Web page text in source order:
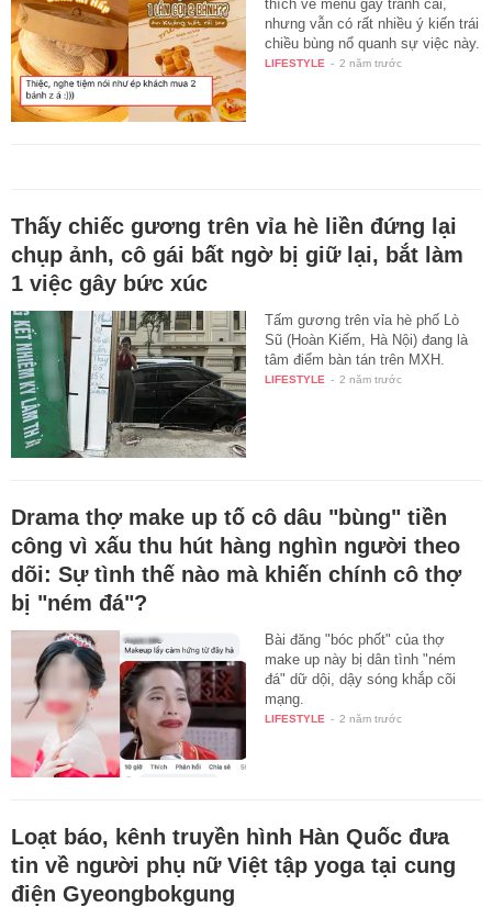
thích về menu gây tranh cãi,
nhưng vẫn có rất nhiều ý kiến trái
chiều bùng nổ quanh sự việc này.
LIFESTYLE - 2 năm trước
Thấy chiếc gương trên vỉa hè liền đứng lại
chụp ảnh, cô gái bất ngờ bị giữ lại, bắt làm
1 việc gây bức xúc
Tấm gương trên vỉa hè phố Lò
Sũ (Hoàn Kiếm, Hà Nội) đang là
tâm điểm bàn tán trên MXH.
LIFESTYLE - 2 năm trước
Drama thợ make up tố cô dâu "bùng" tiền
công vì xấu thu hút hàng nghìn người theo
dõi: Sự tình thế nào mà khiến chính cô thợ
bị "ném đá"?
Bài đăng "bóc phốt" của thợ
make up này bị dân tình "ném
đá" dữ dội, dậy sóng khắp cõi
mạng.
LIFESTYLE - 2 năm trước
Loạt báo, kênh truyền hình Hàn Quốc đưa
tin về người phụ nữ Việt tập yoga tại cung
điện Gyeongbokgung